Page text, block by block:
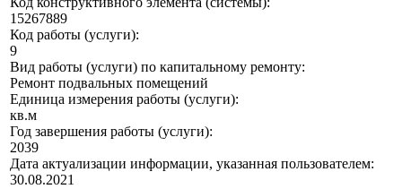
15267889
Код работы (услуги):
9
Вид работы (услуги) по капитальному ремонту:
Ремонт подвальных помещений
Единица измерения работы (услуги):
кв.м
Год завершения работы (услуги):
2039
Дата актуализации информации, указанная пользователем:
30.08.2021